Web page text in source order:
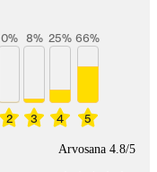
2
0%
3
8%
4
25%
5
66%
Arvosana 4.8/5